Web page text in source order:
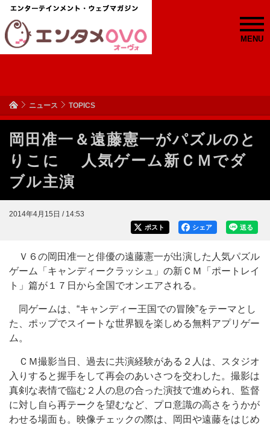
MENU
ニュース TOPICS
岡田准一＆遠藤憲一がパズルのと
りこに 人気ゲーム新ＣＭでダ
ブル主演
2014年4月15日 / 14:53
送る
シェア
ポスト
Ｖ６の岡田准一と俳優の遠藤憲一が出演した人気パズル
ゲーム「キャンディークラッシュ」の新ＣＭ「ポートレイ
ト」篇が１７日から全国でオンエアされる。
同ゲームは、“キャンディー王国での冒険”をテーマとし
た、ポップでスイートな世界観を楽しめる無料アプリゲー
ム。
ＣＭ撮影当日、過去に共演経験がある２人は、スタジオ
入りすると握手をして再会のあいさつを交わした。撮影は
真剣な表情で臨む２人の息の合った演技で進められ、監督
に対し自ら再テークを望むなど、プロ意識の高さをうかが
わせる場面も。映像チェックの際は、岡田や遠藤をはじめ